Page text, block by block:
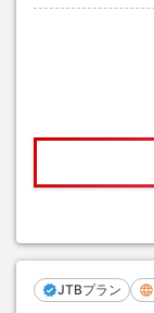
JTBプラン